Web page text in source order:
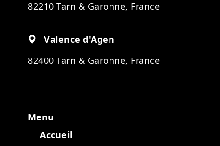
82210 Tarn & Garonne, France
Valence d'Agen
82400 Tarn & Garonne, France
Menu
Accueil